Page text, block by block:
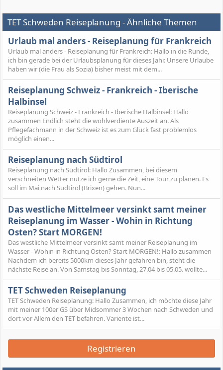
TET Schweden Reiseplanung - Ähnliche Themen
Urlaub mal anders - Reiseplanung für Frankreich
Urlaub mal anders - Reiseplanung für Frankreich: Hallo in die Runde,
ich bin gerade bei der Urlaubsplanung für dieses Jahr. Unsere Urlaube
haben wir (die Frau als Sozia) bisher meist mit dem...
Reiseplanung Schweiz - Frankreich - Iberische
Halbinsel
Reiseplanung Schweiz - Frankreich - Iberische Halbinsel: Hallo
zusammen Endlich steht die wohlverdiente Auszeit an. Als
Pflegefachmann in der Schweiz ist es zum Glück fast problemlos
möglich einen...
Reiseplanung nach Südtirol
Reiseplanung nach Südtirol: Hallo Zusammen, bei diesem
verschneiten Wetter nutze ich gerne die Zeit, eine Tour zu planen. Es
soll im Mai nach Südtirol (Brixen) gehen. Nun...
Das westliche Mittelmeer versinkt samt meiner
Reiseplanung im Wasser - Wohin in Richtung
Osten? Start MORGEN!
Das westliche Mittelmeer versinkt samt meiner Reiseplanung im
Wasser - Wohin in Richtung Osten? Start MORGEN!: Hallo zusammen
Nachdem ich bereits 5000km dieses Jahr gefahren bin, steht die
nächste Reise an. Von Samstag bis Sonntag, 27.04 bis 05.05. wollte...
TET Schweden Reiseplanung
TET Schweden Reiseplanung: Hallo Zusammen, ich möchte diese Jahr
mit meiner 100er GS über Midsommer 3 Wochen nach Schweden und
dort vor Allem den TET befahren. Variente ist...
Registrieren